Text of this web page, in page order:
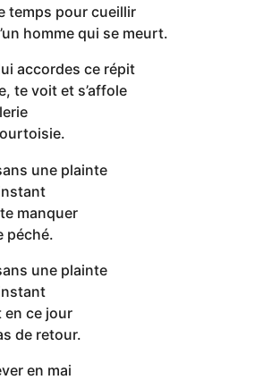
temps pour cueillir
homme qui se meurt.
accordes ce répit
te voit et s’affole
une plainte
manquer
péché.
une plainte
en ce jour
de retour.
en mai